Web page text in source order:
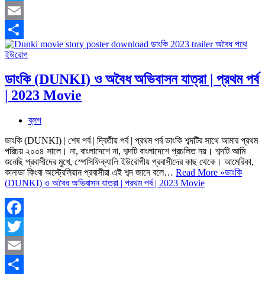
Twitter
Email
Share
ডাংকি (DUNKI) ও অবৈধ অভিবাসন যাত্রা | প্রথম পর্ব
| 2023 Movie
ব্লগ
ডাংকি (DUNKI) | শেষ পর্ব | দ্বিতীয় পর্ব | প্রথম পর্ব ডাংকি শব্দটির সাথে আমার প্রথম
পরিচয় ২০০৪ সালে। না, বাংলাদেশে না, শব্দটি বাংলাদেশে প্রচলিত নয়। শব্দটি আমি
শুনেছি প্রবাসীদের মুখে, স্পেসিফিক্যালি ইউরোপীয় প্রবাসীদের কাছ থেকে। আমেরিকা,
কানাডা কিংবা অস্ট্রেলিয়ান প্রবাসীরা এই শব্দ জানে বলে… Read More »ডাংকি
(DUNKI) ও অবৈধ অভিবাসন যাত্রা | প্রথম পর্ব | 2023 Movie
Facebook
Twitter
Email